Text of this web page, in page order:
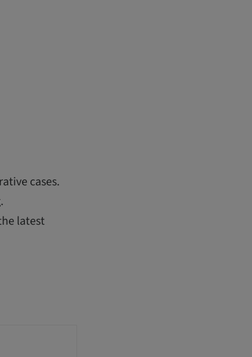
cases.
latest